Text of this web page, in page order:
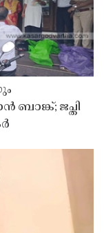
ബാങ്ക്; ജപ്തി